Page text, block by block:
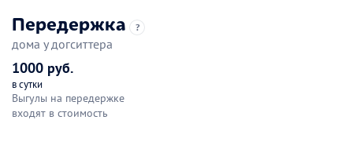
Передержка ?
дома у догситтера
1000 руб.
в сутки
Выгулы на передержке
входят в стоимость